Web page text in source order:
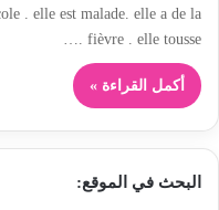
. elle est malade. elle a de la
fièvre . elle tousse .…
أكمل القراءة »
البحث في الموقع: